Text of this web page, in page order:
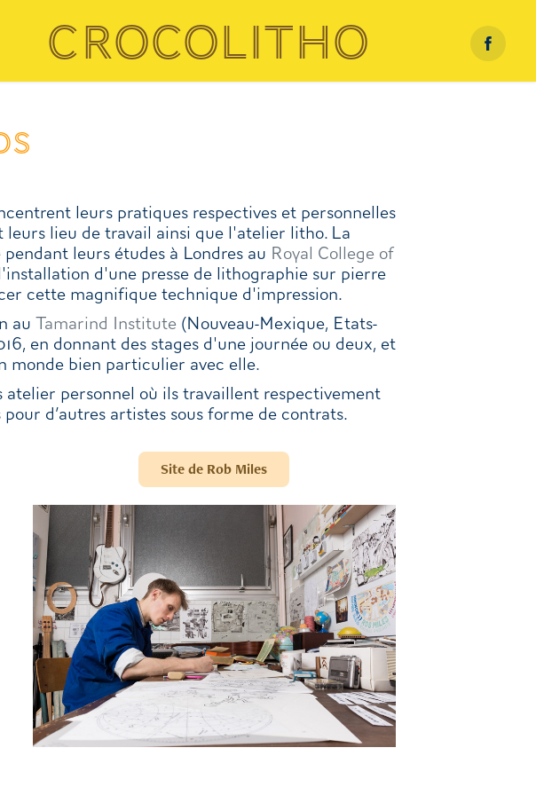
Crocolitho
leurs pratiques respectives et personnelles
lieu de travail ainsi que l'atelier litho. La
leurs études à Londres au Royal College of
d'une presse de lithographie sur pierre
cette magnifique technique d'impression.
auTamarind Institute(Nouveau-Mexique, Etats-
en donnant des stages d'une journée ou deux, et
monde bien particulier avec elle.
atelier personnel où ils travaillent respectivement
d’autres artistes sous forme de contrats.
Site de Rob Miles